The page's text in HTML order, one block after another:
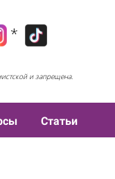
*
и запрещена.
Статьи